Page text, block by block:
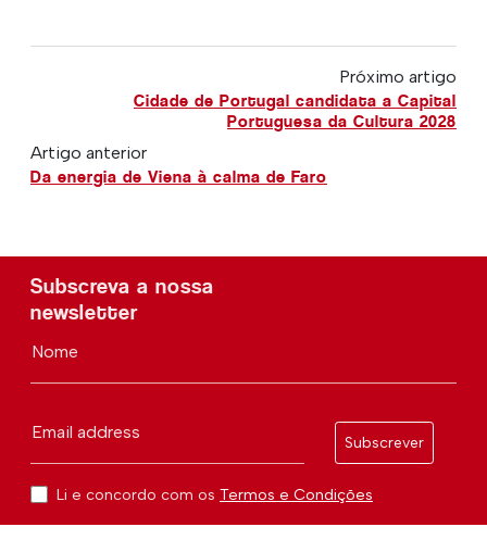
Próximo artigo
Cidade de Portugal candidata a Capital
Portuguesa da Cultura 2028
Artigo anterior
Da energia de Viena à calma de Faro
Subscreva a nossa
newsletter
Nome
Email address
Subscrever
Li e concordo com os Termos e Condições